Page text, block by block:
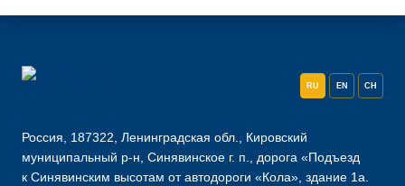
RU EN CH
Россия, 187322, Ленинградская обл., Кировский
муниципальный р-н, Синявинское г. п., дорога «Подъезд
к Синявинским высотам от автодороги «Кола», здание 1а.